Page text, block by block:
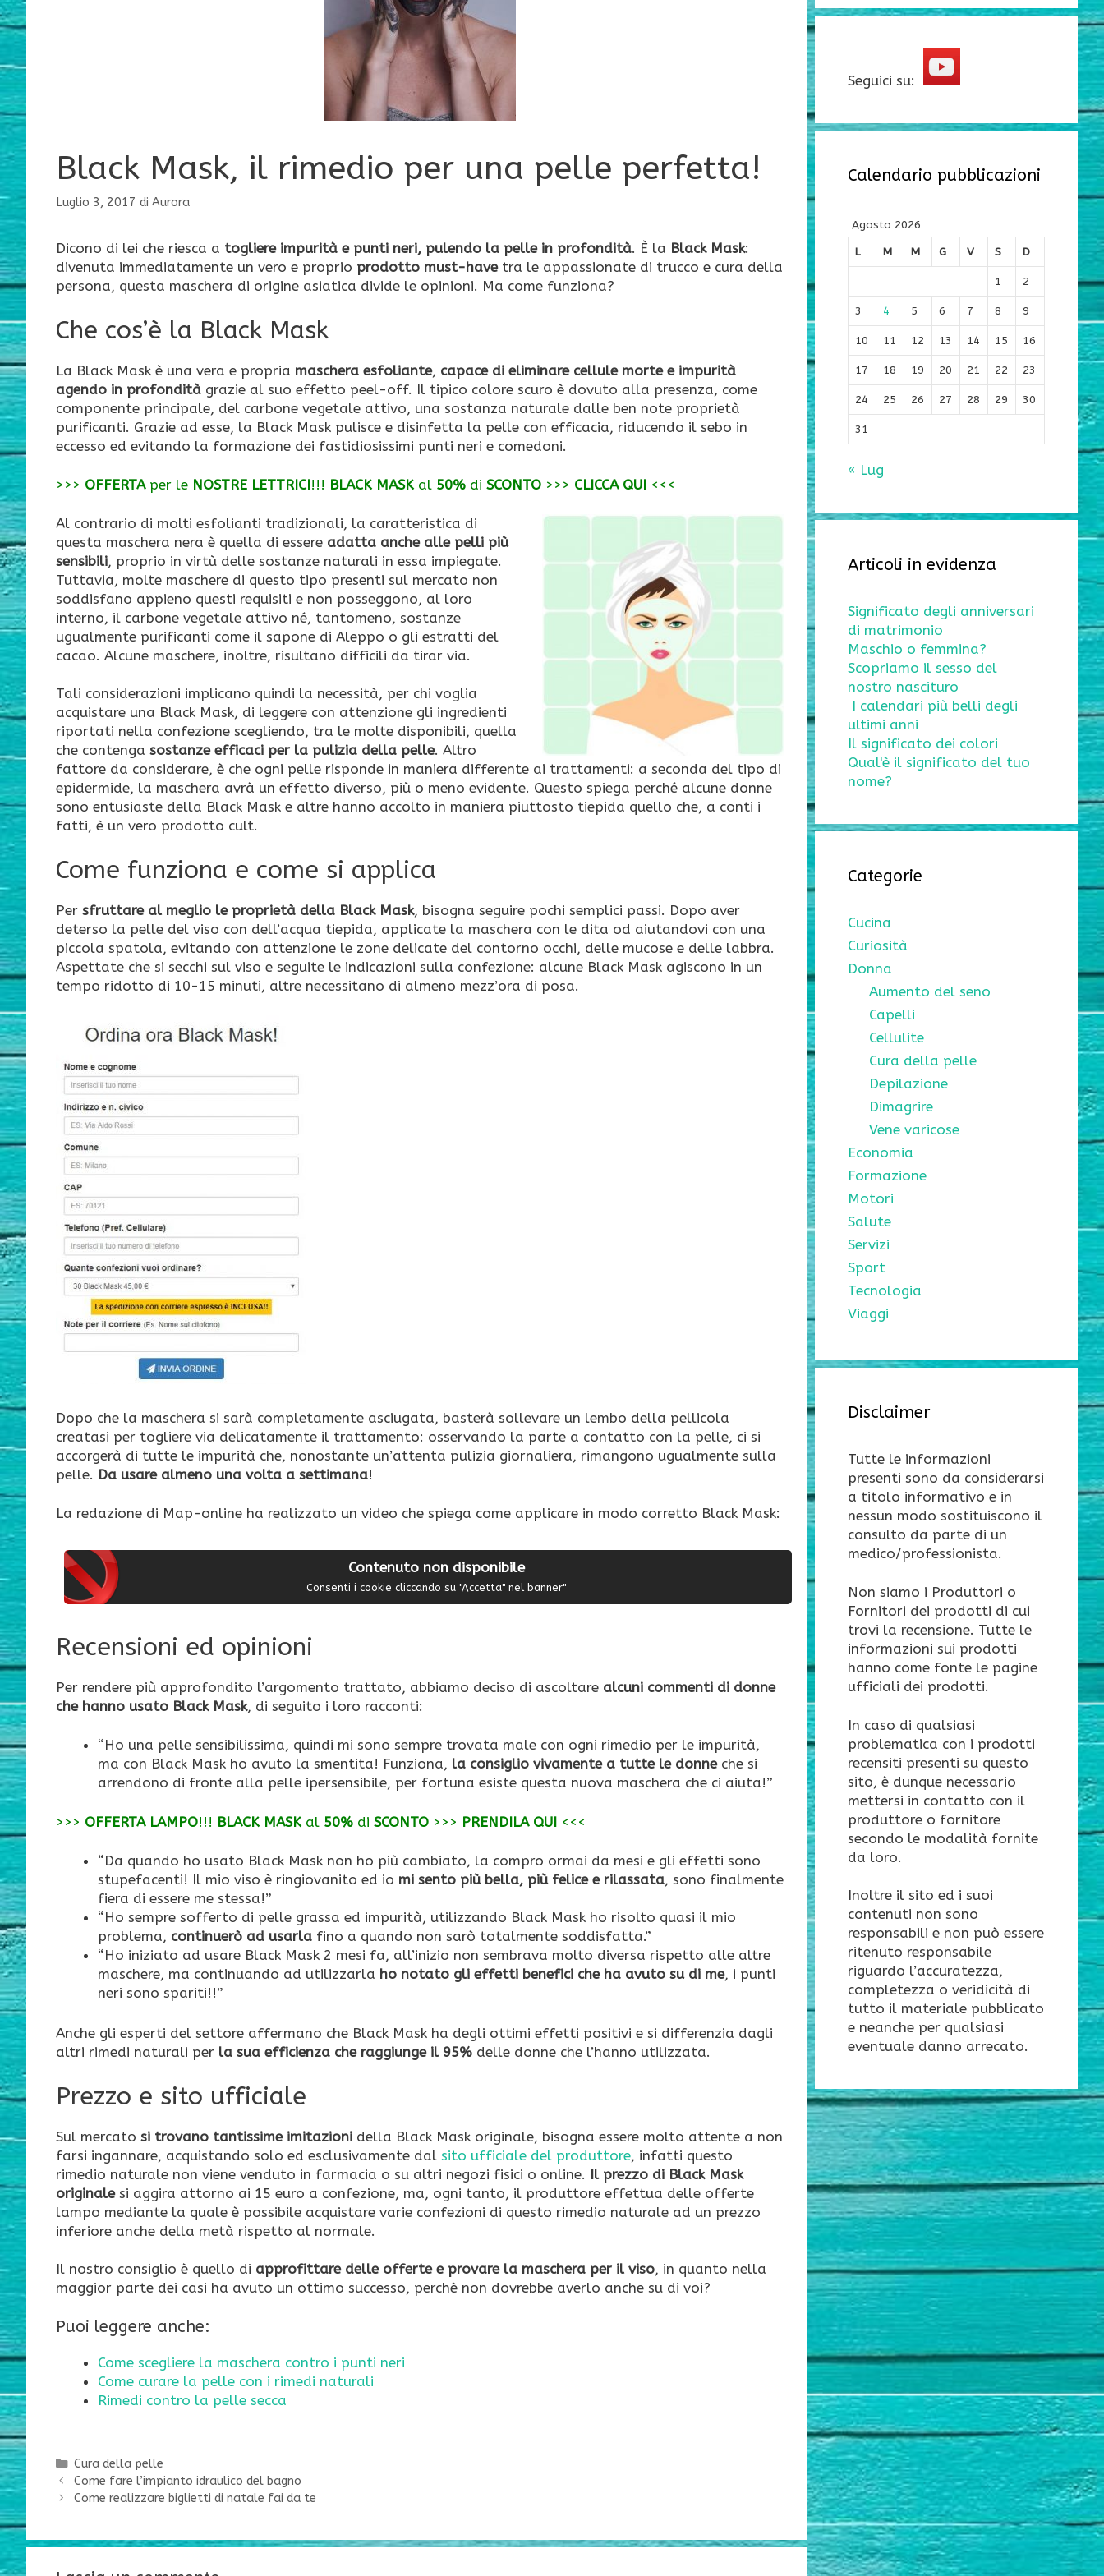
Black Mask, il rimedio per una pelle perfetta!
Luglio 3, 2017 di Aurora
Dicono di lei che riesca a togliere impurità e punti neri, pulendo la pelle in profondità. È la Black Mask:
divenuta immediatamente un vero e proprio prodotto must-havetra le appassionate di trucco e cura della
persona, questa maschera di origine asiatica divide le opinioni. Ma come funziona?
Che cos’è la Black Mask
La Black Mask è una vera e propria maschera esfoliante, capace di eliminare cellule morte e impurità
agendo in profondità grazie al suo effetto peel-off. Il tipico colore scuro è dovuto alla presenza, come
componente principale, del carbone vegetale attivo, una sostanza naturale dalle ben note proprietà
purificanti. Grazie ad esse, la Black Mask pulisce e disinfetta la pelle con efficacia, riducendo il sebo in
eccesso ed evitando la formazione dei fastidiosissimi punti neri e comedoni.
>>> OFFERTAper le NOSTRE LETTRICI!!! BLACK MASK al 50% di SCONTO >>> CLICCA QUI <<<
Al contrario di molti esfolianti tradizionali, la caratteristica di
questa maschera nera è quella di essere adatta anche alle pelli più
sensibili, proprio in virtù delle sostanze naturali in essa impiegate.
Tuttavia, molte maschere di questo tipo presenti sul mercato non
soddisfano appieno questi requisiti e non posseggono, al loro
interno, il carbone vegetale attivo né, tantomeno, sostanze
ugualmente purificanti come il sapone di Aleppo o gli estratti del
cacao. Alcune maschere, inoltre, risultano difficili da tirar via.
Tali considerazioni implicano quindi la necessità, per chi voglia
acquistare una Black Mask, di leggere con attenzione gli ingredienti
riportati nella confezione scegliendo, tra le molte disponibili, quella
che contenga sostanze efficaci per la pulizia della pelle. Altro
fattore da considerare, è che ogni pelle risponde in maniera differente ai trattamenti: a seconda del tipo di
epidermide, la maschera avrà un effetto diverso, più o meno evidente. Questo spiega perché alcune donne
sono entusiaste della Black Mask e altre hanno accolto in maniera piuttosto tiepida quello che, a conti i
fatti, è un vero prodotto cult.
Come funziona e come si applica
Per sfruttare al meglio le proprietà della Black Mask, bisogna seguire pochi semplici passi. Dopo aver
deterso la pelle del viso con dell’acqua tiepida, applicate la maschera con le dita od aiutandovi con una
piccola spatola, evitando con attenzione le zone delicate del contorno occhi, delle mucose e delle labbra.
Aspettate che si secchi sul viso e seguite le indicazioni sulla confezione: alcune Black Mask agiscono in un
tempo ridotto di 10-15 minuti, altre necessitano di almeno mezz’ora di posa.
Dopo che la maschera si sarà completamente asciugata, basterà sollevare un lembo della pellicola
creatasi per togliere via delicatamente il trattamento: osservando la parte a contatto con la pelle, ci si
accorgerà di tutte le impurità che, nonostante un’attenta pulizia giornaliera, rimangono ugualmente sulla
pelle. Da usare almeno una volta a settimana!
La redazione di Map-online ha realizzato un video che spiega come applicare in modo corretto Black Mask:
Contenuto non disponibile
Consenti i cookie cliccando su "Accetta" nel banner"
Recensioni ed opinioni
Per rendere più approfondito l’argomento trattato, abbiamo deciso di ascoltare alcuni commenti di donne
che hanno usato Black Mask, di seguito i loro racconti:
“Ho una pelle sensibilissima, quindi mi sono sempre trovata male con ogni rimedio per le impurità,
ma con Black Mask ho avuto la smentita! Funziona, la consiglio vivamente a tutte le donneche si
arrendono di fronte alla pelle ipersensibile, per fortuna esiste questa nuova maschera che ci aiuta!”
>>> OFFERTA LAMPO!!! BLACK MASK al 50% di SCONTO >>> PRENDILA QUI <<<
“Da quando ho usato Black Mask non ho più cambiato, la compro ormai da mesi e gli effetti sono
stupefacenti! Il mio viso è ringiovanito ed io mi sento più bella, più felice e rilassata, sono finalmente
fiera di essere me stessa!”
“Ho sempre sofferto di pelle grassa ed impurità, utilizzando Black Mask ho risolto quasi il mio
problema, continuerò ad usarla fino a quando non sarò totalmente soddisfatta.”
“Ho iniziato ad usare Black Mask 2 mesi fa, all’inizio non sembrava molto diversa rispetto alle altre
maschere, ma continuando ad utilizzarla ho notato gli effetti benefici che ha avuto su di me, i punti
neri sono spariti!!”
Anche gli esperti del settore affermano che Black Mask ha degli ottimi effetti positivi e si differenzia dagli
altri rimedi naturali per la sua efficienza che raggiunge il 95% delle donne che l’hanno utilizzata.
Prezzo e sito ufficiale
Sul mercato si trovano tantissime imitazioni della Black Mask originale, bisogna essere molto attente a non
farsi ingannare, acquistando solo ed esclusivamente dal sito ufficiale del produttore, infatti questo
rimedio naturale non viene venduto in farmacia o su altri negozi fisici o online. Il prezzo di Black Mask
originalesi aggira attorno ai 15 euro a confezione, ma, ogni tanto, il produttore effettua delle offerte
lampo mediante la quale è possibile acquistare varie confezioni di questo rimedio naturale ad un prezzo
inferiore anche della metà rispetto al normale.
Il nostro consiglio è quello di approfittare delle offerte e provare la maschera per il viso, in quanto nella
maggior parte dei casi ha avuto un ottimo successo, perchè non dovrebbe averlo anche su di voi?
Puoi leggere anche:
Come scegliere la maschera contro i punti neri
Come curare la pelle con i rimedi naturali
Rimedi contro la pelle secca
Categorie
Cura della pelle
Come fare l’impianto idraulico del bagno
Come realizzare biglietti di natale fai da te
Seguici su:
Calendario pubblicazioni
Agosto 2026
L
M M G V S D
1 2
3 4 5 6 7 8 9
10 11 12 13 14 15 16
17 18 19 20 21 22 23
24 25 26 27 28 29 30
31
« Lug
Articoli in evidenza
Significato degli anniversari
di matrimonio
Maschio o femmina?
Scopriamo il sesso del
nostro nascituro
I calendari più belli degli
ultimi anni
Il significato dei colori
Qual'è il significato del tuo
nome?
Categorie
Cucina
Curiosità
Donna
Aumento del seno
Capelli
Cellulite
Cura della pelle
Depilazione
Dimagrire
Vene varicose
Economia
Formazione
Motori
Salute
Servizi
Sport
Tecnologia
Viaggi
Disclaimer
Tutte le informazioni
presenti sono da considerarsi
a titolo informativo e in
nessun modo sostituiscono il
consulto da parte di un
medico/professionista.
Non siamo i Produttori o
Fornitori dei prodotti di cui
trovi la recensione. Tutte le
informazioni sui prodotti
hanno come fonte le pagine
ufficiali dei prodotti.
In caso di qualsiasi
problematica con i prodotti
recensiti presenti su questo
sito, è dunque necessario
mettersi in contatto con il
produttore o fornitore
secondo le modalità fornite
da loro.
Inoltre il sito ed i suoi
contenuti non sono
responsabili e non può essere
ritenuto responsabile
riguardo l’accuratezza,
completezza o veridicità di
tutto il materiale pubblicato
e neanche per qualsiasi
eventuale danno arrecato.